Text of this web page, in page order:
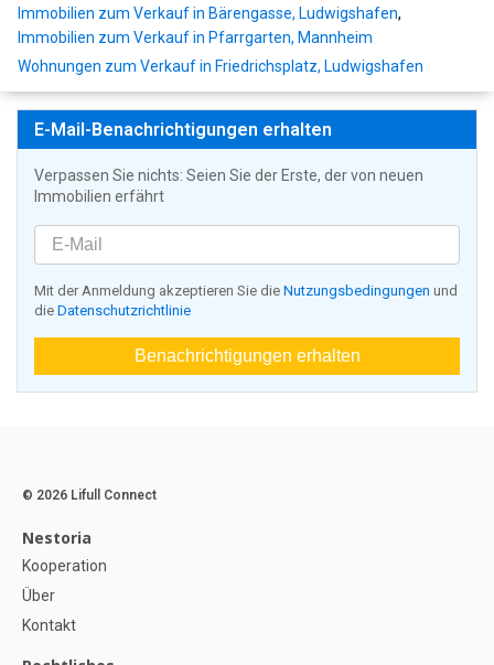
Immobilien zum Verkauf in Bärengasse, Ludwigshafen,
Immobilien zum Verkauf in Pfarrgarten, Mannheim
Wohnungen zum Verkauf in Friedrichsplatz, Ludwigshafen
E-Mail-Benachrichtigungen erhalten
Verpassen Sie nichts: Seien Sie der Erste, der von neuen
Immobilien erfährt
Mit der Anmeldung akzeptieren Sie die Nutzungsbedingungen und
die Datenschutzrichtlinie
Benachrichtigungen erhalten
© 2026 Lifull Connect
Nestoria
Kooperation
Über
Kontakt